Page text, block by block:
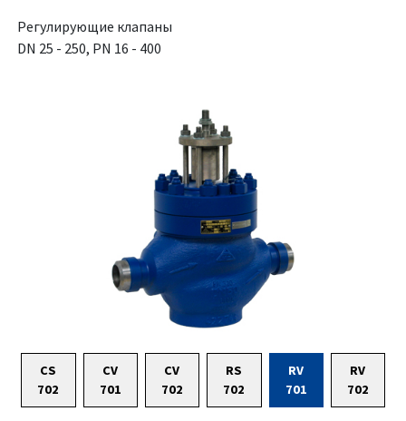
Регулирующие клапаны
DN 25 - 250, PN 16 - 400
CS
702
CV
701
CV
702
RS
702
RV
701
RV
702